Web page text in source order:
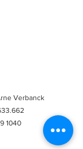
Verbanck
1040